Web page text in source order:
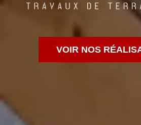
VOIR NOS